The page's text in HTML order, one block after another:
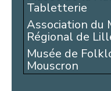
Tabletterie
Association du
Régional de
Musée de
Mouscron